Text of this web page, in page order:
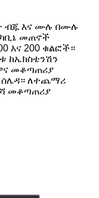
ብጁ እና ሙሉ በሙሉ
መጠኖች
እና 200 ቁልፎች።
ከኤክስቴንሽን
መቆጣጠሪያ
ሰሌዳ። ለተጨማሪ
መቆጣጠሪያ